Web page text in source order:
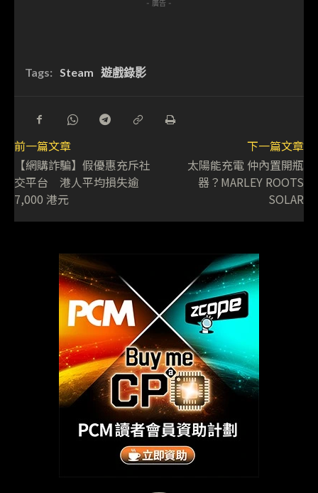
- 廣告 -
Tags: Steam 遊戲錄影
前一篇文章
【網購詐騙】假優惠充斥社
交平台 港人平均損失逾
7,000 港元
下一篇文章
太陽能充電 仲內置開瓶
器？MARLEY ROOTS
SOLAR